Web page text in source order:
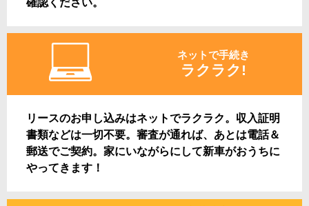
ネットで手続き
ラクラク!
リースのお申し込みはネットでラクラク。収入証明
書類などは一切不要。審査が通れば、あとは電話＆
郵送でご契約。家にいながらにして新車がおうちに
やってきます！